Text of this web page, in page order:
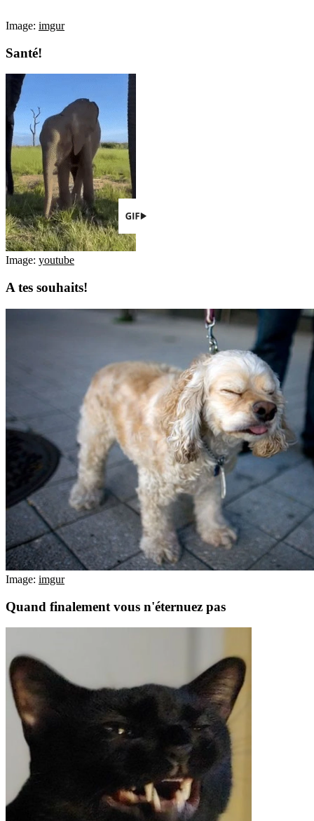
Image: imgur
Santé!
Image: youtube
A tes souhaits!
Image: imgur
Quand finalement vous n'éternuez pas